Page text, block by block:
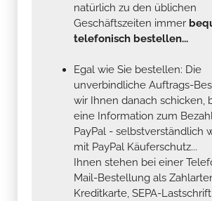
natürlich zu den üblichen
Geschäftszeiten immer
telefonisch bestellen...
Egal wie Sie bestellen: Die
unverbindliche Auftrags-
wir Ihnen danach schicken,
eine Information zum
PayPal - selbstverständlich
mit PayPal Käuferschutz...
Ihnen stehen bei einer
Mail-Bestellung als
Kreditkarte, SEPA-